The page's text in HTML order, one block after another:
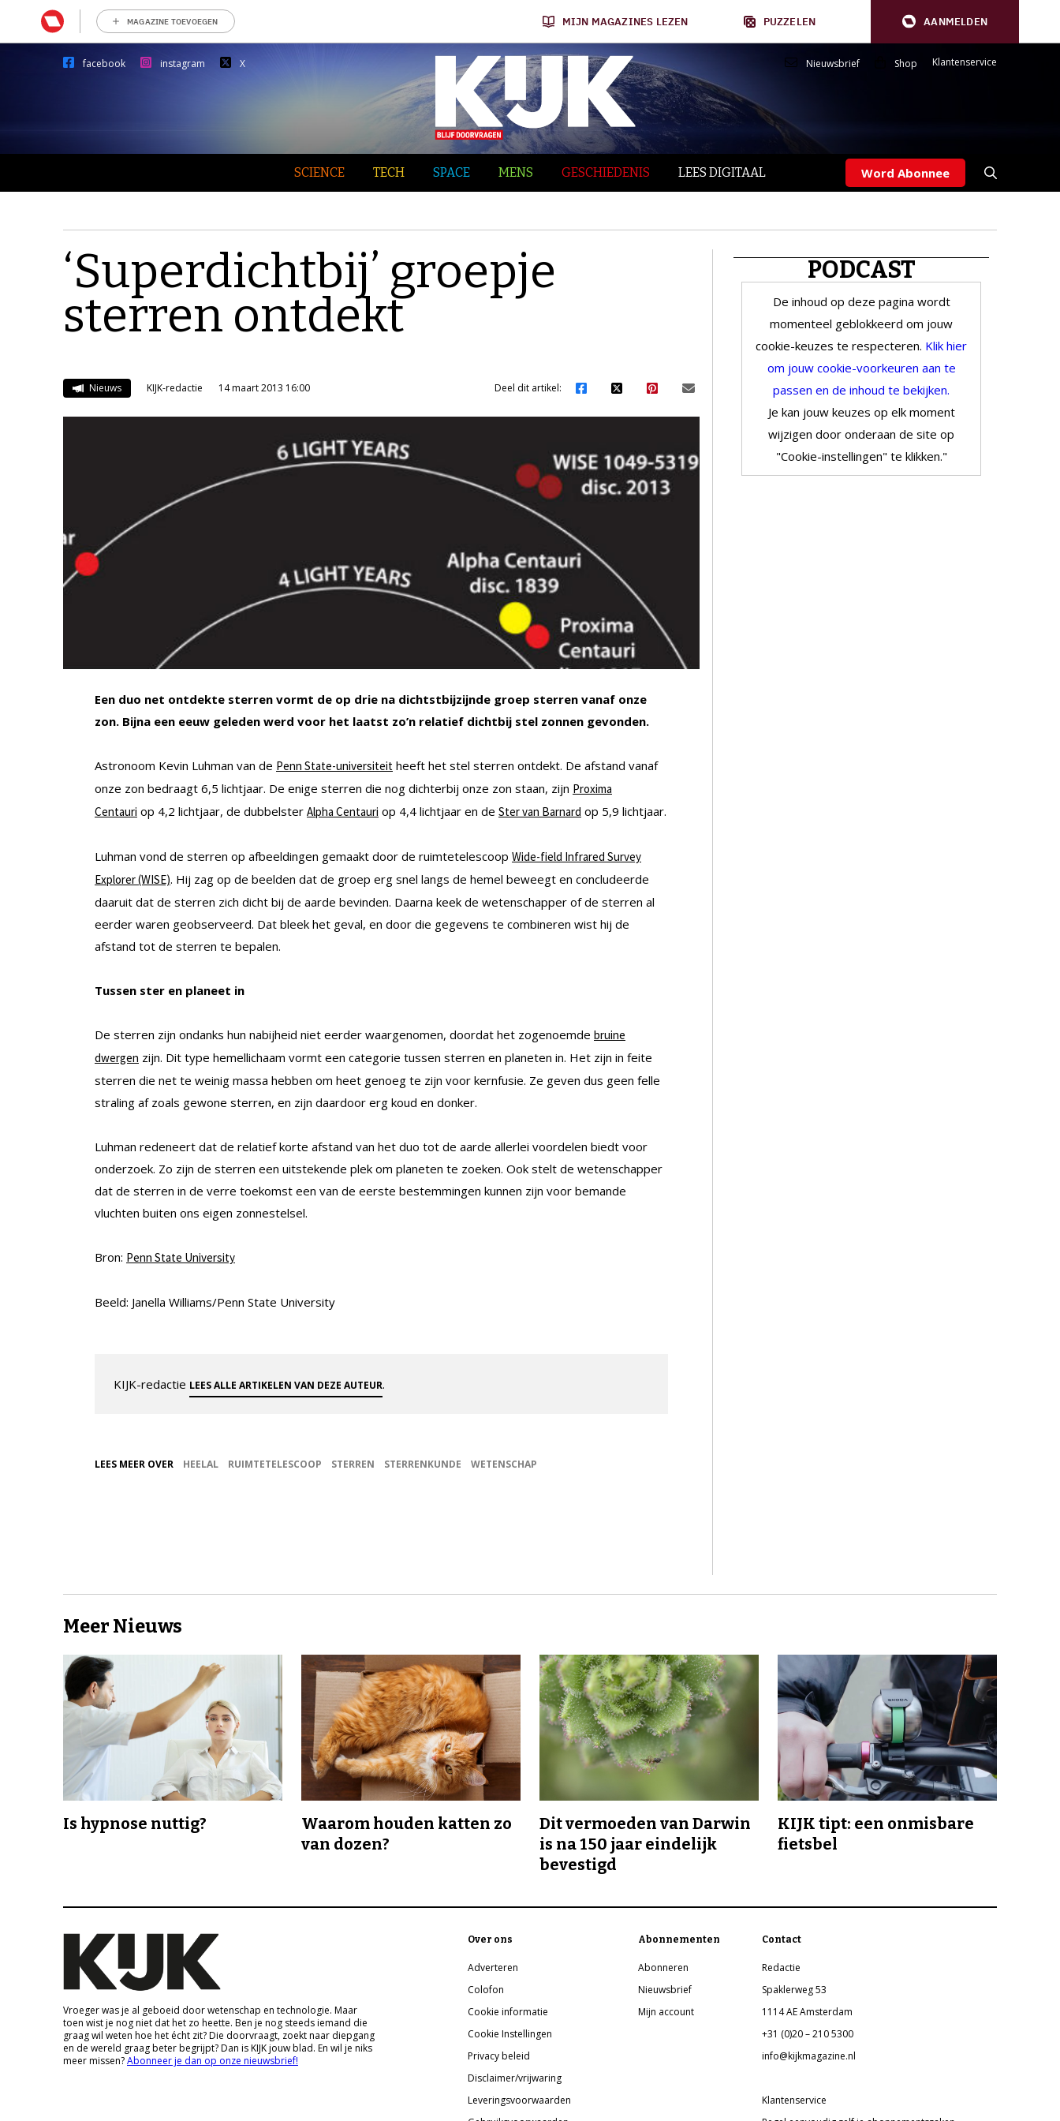
MAGAZINE TOEVOEGEN MIJN MAGAZINES LEZEN PUZZELEN AANMELDEN
facebook instagram X Nieuwsbrief Shop Klantenservice
SCIENCE TECH SPACE MENS GESCHIEDENIS LEES DIGITAAL Word Abonnee
‘Superdichtbij’ groepje
sterren ontdekt
Nieuws KIJK-redactie 14 maart 2013 16:00 Deel dit artikel:
Een duo net ontdekte sterren vormt de op drie na dichtstbijzijnde groep sterren vanaf onze
zon. Bijna een eeuw geleden werd voor het laatst zo’n relatief dichtbij stel zonnen gevonden.
Astronoom Kevin Luhman van de Penn State-universiteit heeft het stel sterren ontdekt. De afstand vanaf
onze zon bedraagt 6,5 lichtjaar. De enige sterren die nog dichterbij onze zon staan, zijn Proxima
Centauri op 4,2 lichtjaar, de dubbelster Alpha Centauri op 4,4 lichtjaar en de Ster van Barnard op 5,9 lichtjaar.
Luhman vond de sterren op afbeeldingen gemaakt door de ruimtetelescoop Wide-field Infrared Survey
Explorer (WISE). Hij zag op de beelden dat de groep erg snel langs de hemel beweegt en concludeerde
daaruit dat de sterren zich dicht bij de aarde bevinden. Daarna keek de wetenschapper of de sterren al
eerder waren geobserveerd. Dat bleek het geval, en door die gegevens te combineren wist hij de
afstand tot de sterren te bepalen.
Tussen ster en planeet in
De sterren zijn ondanks hun nabijheid niet eerder waargenomen, doordat het zogenoemde bruine
dwergen zijn. Dit type hemellichaam vormt een categorie tussen sterren en planeten in. Het zijn in feite
sterren die net te weinig massa hebben om heet genoeg te zijn voor kernfusie. Ze geven dus geen felle
straling af zoals gewone sterren, en zijn daardoor erg koud en donker.
Luhman redeneert dat de relatief korte afstand van het duo tot de aarde allerlei voordelen biedt voor
onderzoek. Zo zijn de sterren een uitstekende plek om planeten te zoeken. Ook stelt de wetenschapper
dat de sterren in de verre toekomst een van de eerste bestemmingen kunnen zijn voor bemande
vluchten buiten ons eigen zonnestelsel.
Bron: Penn State University
Beeld: Janella Williams/Penn State University
KIJK-redactie LEES ALLE ARTIKELEN VAN DEZE AUTEUR.
LEES MEER OVER HEELAL RUIMTETELESCOOP STERREN STERRENKUNDE WETENSCHAP
PODCAST
De inhoud op deze pagina wordt
momenteel geblokkeerd om jouw
cookie-keuzes te respecteren. Klik hier
om jouw cookie-voorkeuren aan te
passen en de inhoud te bekijken.
Je kan jouw keuzes op elk moment
wijzigen door onderaan de site op
"Cookie-instellingen" te klikken."
Meer Nieuws
Is hypnose nuttig?
Waarom houden katten zo
van dozen?
Dit vermoeden van Darwin
is na 150 jaar eindelijk
bevestigd
KIJK tipt: een onmisbare
fietsbel
Vroeger was je al geboeid door wetenschap en technologie. Maar
toen wist je nog niet dat het zo heette. Ben je nog steeds iemand die
graag wil weten hoe het écht zit? Die doorvraagt, zoekt naar diepgang
en de wereld graag beter begrijpt? Dan is KIJK jouw blad. En wil je niks
meer missen?Abonneer je dan op onze nieuwsbrief!
Over ons
Adverteren
Colofon
Cookie informatie
Cookie Instellingen
Privacy beleid
Disclaimer/vrijwaring
Leveringsvoorwaarden
Abonnementen
Abonneren
Nieuwsbrief
Mijn account
Contact
Redactie
Spaklerweg 53
1114 AE Amsterdam
+31 (0)20 – 210 5300
info@kijkmagazine.nl
Klantenservice